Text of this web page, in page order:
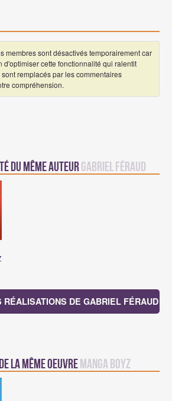
membres sont désactivés temporairement car
d'optimiser cette fonctionnalité qui ralentit
remplacés par les commentaires
compréhension.
du même auteurGabriel Féraud
DE GABRIEL FÉRAUD
la même oeuvre Manga BoyZ